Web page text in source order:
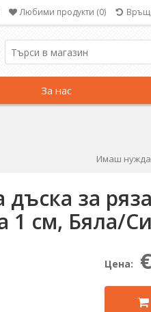
Любими продукти (0)
За нас
Имаш
дъска за
1 см, Бяла/
Цена: